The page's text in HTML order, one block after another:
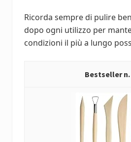
Ricorda sempre di pulire
dopo ogni utilizzo per
condizioni il più a lungo